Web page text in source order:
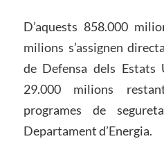
D’aquests 858.000
milions s’assignen
de Defensa dels Estats
29.000 milions
programes de
Departament d’Energia.